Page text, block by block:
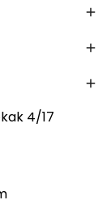
4/17